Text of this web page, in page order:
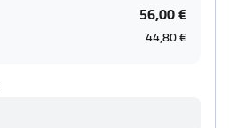
56,00 €
44,80 €